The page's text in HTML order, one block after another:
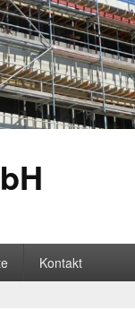
Kontakt